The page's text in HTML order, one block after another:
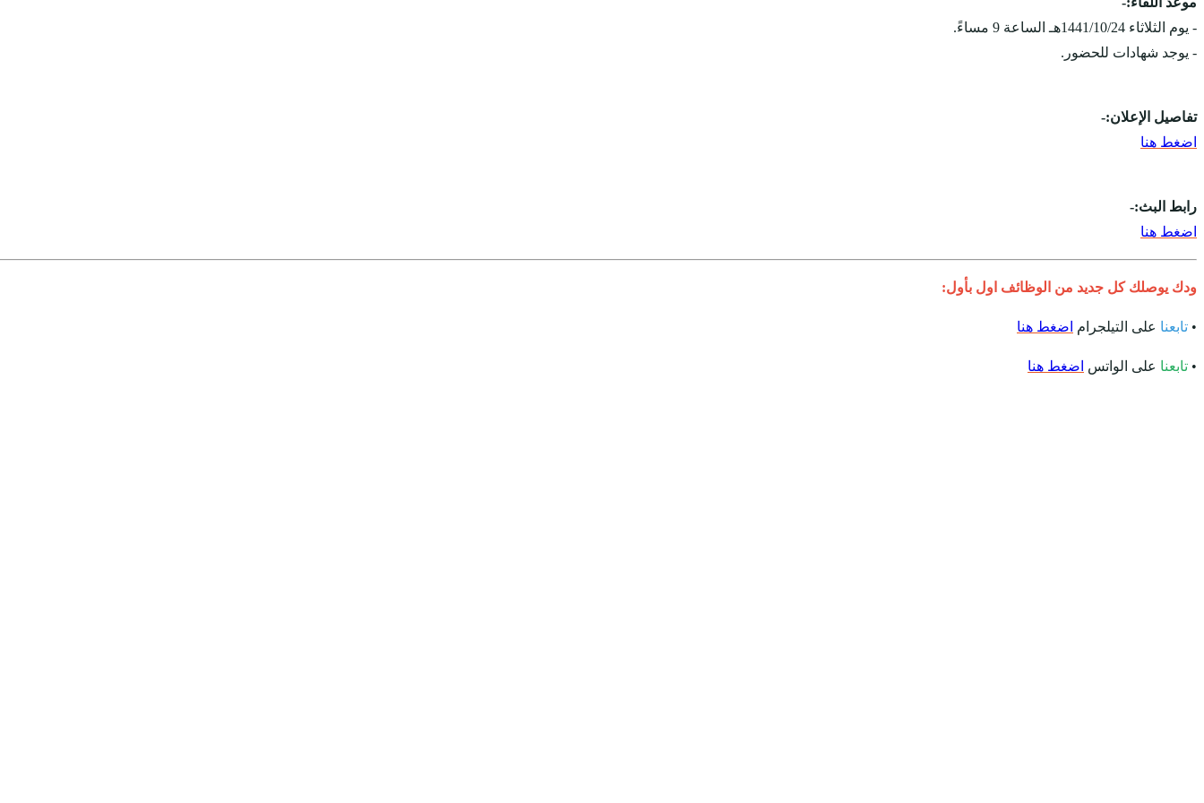
- يوم الثلاثاء 1441/10/24هـ الساعة 9 مساءً.
- يوجد شهادات للحضور.
تفاصيل الإعلان:-
اضغط هنا
رابط البث:-
اضغط هنا
ودك يوصلك كل جديد من الوظائف اول بأول:
• تابعنا على التيلجرام اضغط هنا
• تابعنا على الواتس اضغط هنا